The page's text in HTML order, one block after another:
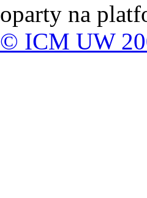
oparty na
© ICM UW